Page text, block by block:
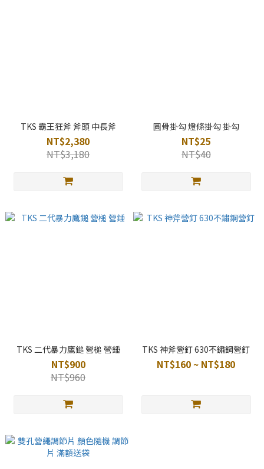
TKS 霸王狂斧 斧頭 中長斧
NT$2,380
NT$3,180
圓骨掛勾 燈條掛勾 掛勾
NT$25
NT$40
TKS 二代暴力鷹鎚 營槌 營錘
NT$900
NT$960
TKS 神斧營釘 630不鏽鋼營釘
NT$160 ~ NT$180